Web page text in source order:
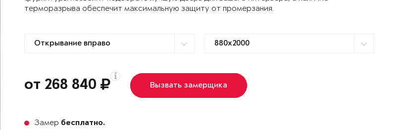
терморазрыва обеспечит максимальную защиту от промерзания.
от 268 840 Вызвать замерщика
Замер бесплатно.